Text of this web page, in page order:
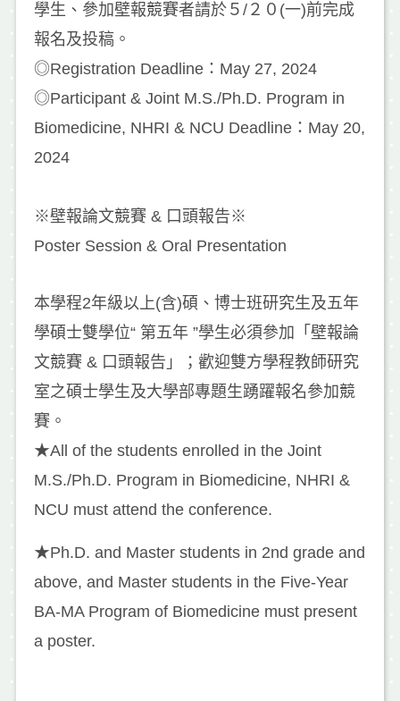
學生、參加壁報競賽者請於５/２０(一)前完成
報名及投稿。
◎Registration Deadline：May 27, 2024
◎Participant & Joint M.S./Ph.D. Program in
Biomedicine, NHRI & NCU Deadline：May 20,
2024
※壁報論文競賽 & 口頭報告※
Poster Session & Oral Presentation
本學程2年級以上(含)碩、博士班研究生及五年
學碩士雙學位“ 第五年 ”學生必須參加「壁報論
文競賽 & 口頭報告」；歡迎雙方學程教師研究
室之碩士學生及大學部專題生踴躍報名參加競
賽。
★All of the students enrolled in the Joint
M.S./Ph.D. Program in Biomedicine, NHRI &
NCU must attend the conference.
★Ph.D. and Master students in 2nd grade and
above, and Master students in the Five-Year
BA-MA Program of Biomedicine must present
a poster.